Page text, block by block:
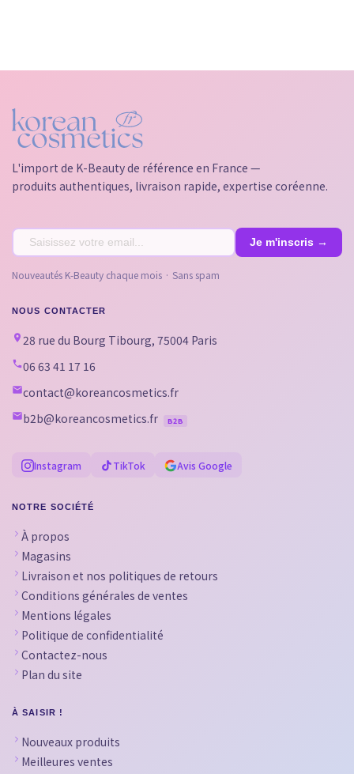
L'import de K-Beauty de référence en France —
produits authentiques, livraison rapide, expertise coréenne.
Nouveautés K-Beauty chaque mois · Sans spam
NOUS CONTACTER
28 rue du Bourg Tibourg, 75004 Paris
06 63 41 17 16
contact@koreancosmetics.fr
b2b@koreancosmetics.fr
B2B
Instagram TikTok Avis Google
NOTRE SOCIÉTÉ
À propos
Magasins
Livraison et nos politiques de retours
Conditions générales de ventes
Mentions légales
Politique de confidentialité
Contactez-nous
Plan du site
À SAISIR !
Nouveaux produits
Meilleures ventes